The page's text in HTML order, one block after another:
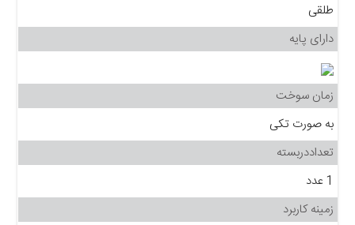
طلقی
دارای پایه
زمان سوخت
به صورت تکی
تعداددربسته
1 عدد
زمینه کاربرد